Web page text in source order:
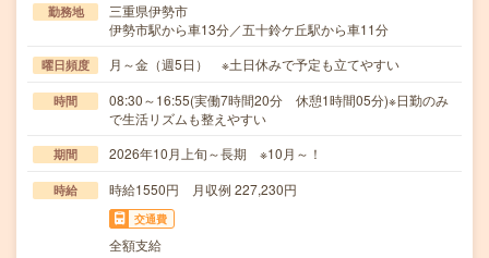
勤務地
三重県伊勢市
伊勢市駅から車13分／五十鈴ケ丘駅から車11分
曜日頻度 月～金（週5日） ※土日休みで予定も立てやすい
時間
08:30～16:55(実働7時間20分 休憩1時間05分)※日勤のみ
で生活リズムも整えやすい
期間 2026年10月上旬～長期 ※10月～！
時給 時給1550円 月収例 227,230円
交通費
全額支給